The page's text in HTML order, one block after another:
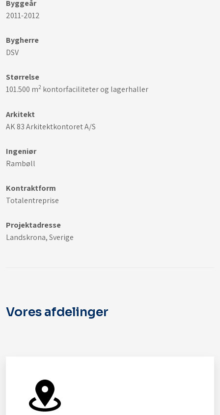
Byggeår
2011-2012
Bygherre
DSV
Størrelse
101.500 m2 kontorfaciliteter og lagerhaller
Arkitekt
AK 83 Arkitektkontoret A/S
Ingeniør
Rambøll
Kontraktform
Totalentreprise
Projektadresse
Landskrona, Sverige
Vores afdelinger